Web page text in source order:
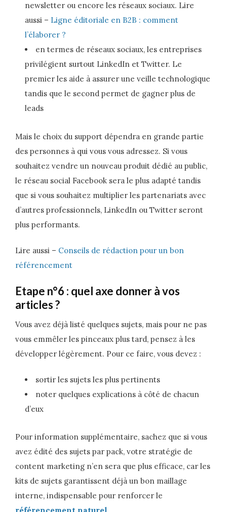
newsletter ou encore les réseaux sociaux. Lire
aussi – Ligne éditoriale en B2B : comment
l’élaborer ?
en termes de réseaux sociaux, les entreprises
privilégient surtout LinkedIn et Twitter. Le
premier les aide à assurer une veille technologique
tandis que le second permet de gagner plus de
leads
Mais le choix du support dépendra en grande partie
des personnes à qui vous vous adressez. Si vous
souhaitez vendre un nouveau produit dédié au public,
le réseau social Facebook sera le plus adapté tandis
que si vous souhaitez multiplier les partenariats avec
d’autres professionnels, LinkedIn ou Twitter seront
plus performants.
Lire aussi – Conseils de rédaction pour un bon
référencement
Etape n°6 : quel axe donner à vos
articles ?
Vous avez déjà listé quelques sujets, mais pour ne pas
vous emmêler les pinceaux plus tard, pensez à les
développer légèrement. Pour ce faire, vous devez :
sortir les sujets les plus pertinents
noter quelques explications à côté de chacun
d’eux
Pour information supplémentaire, sachez que si vous
avez édité des sujets par pack, votre stratégie de
content marketing n’en sera que plus efficace, car les
kits de sujets garantissent déjà un bon maillage
interne, indispensable pour renforcer le